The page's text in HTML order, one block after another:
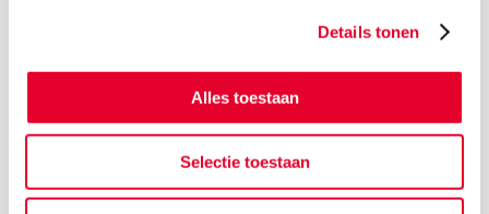
Details tonen
Alles toestaan
Selectie toestaan